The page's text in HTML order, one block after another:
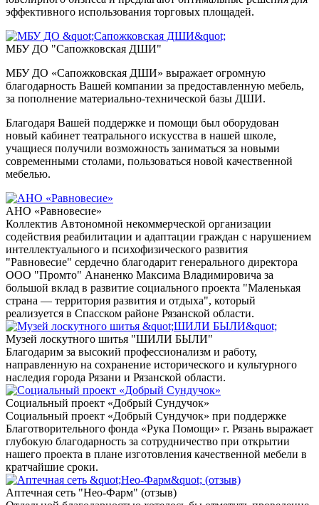
эффективного использования торговых площадей.
МБУ ДО "Сапожковская ДШИ"
МБУ ДО «Сапожковская ДШИ» выражает огромную
благодарность Вашей компании за предоставленную мебель,
за пополнение материально-технической базы ДШИ.
Благодаря Вашей поддержке и помощи был оборудован
новый кабинет театрального искусства в нашей школе,
учащиеся получили возможность заниматься за новыми
современными столами, пользоваться новой качественной
мебелью.
АНО «Равновесие»
Коллектив Автономной некоммерческой организации
содействия реабилитации и адаптации граждан с нарушением
интеллектуального и психофизического развития
"Равновесие" сердечно благодарит генерального директора
ООО "Промто" Ананенко Максима Владимировича за
большой вклад в развитие социального проекта "Маленькая
страна — территория развития и отдыха", который
реализуется в Спасском районе Рязанской области.
Музей лоскутного шитья "ШИЛИ БЫЛИ"
Благодарим за высокий профессионализм и работу,
направленную на сохранение исторического и культурного
наследия города Рязани и Рязанской области.
Социальный проект «Добрый Сундучок»
Социальный проект «Добрый Сундучок» при поддержке
Благотворительного фонда «Рука Помощи» г. Рязань выражает
глубокую благодарность за сотрудничество при открытии
нашего проекта в плане изготовления качественной мебели в
кратчайшие сроки.
Аптечная сеть "Нео-Фарм" (отзыв)